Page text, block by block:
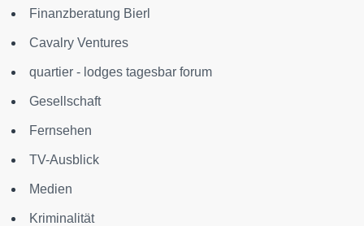
Finanzberatung Bierl
Cavalry Ventures
quartier - lodges tagesbar forum
Gesellschaft
Fernsehen
TV-Ausblick
Medien
Kriminalität